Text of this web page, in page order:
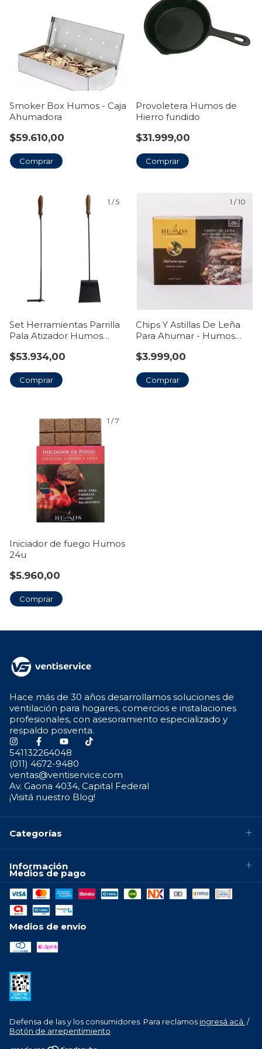
Smoker Box Humos - Caja
Ahumadora
$59.610,00
Provoletera Humos de
Hierro fundido
$31.999,00
1 /5
Set Herramientas Parrilla
Pala Atizador Humos
$53.934,00
1 /10
Chips Y Astillas De Leña
Para Ahumar - Humos
$3.999,00
Comprar
1 /7
Iniciador de fuego Humos
24u
$5.960,00
Hace más de 30 años desarrollamos soluciones de
ventilación para hogares, comercios e instalaciones
profesionales, con asesoramiento especializado y
respaldo posventa.
541132264048
(011) 4672-9480
ventas@ventiservice.com
Av. Gaona 4034, Capital Federal
¡Visitá nuestro Blog!
Categorías
Información
Medios de pago
Medios de envío
Defensa de las y los consumidores. Para reclamos ingresá acá. /
Botón de arrepentimiento